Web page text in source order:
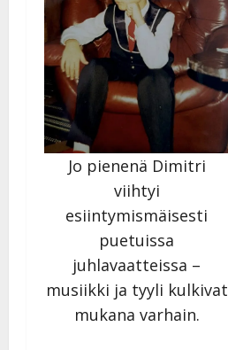
Jo pienenä Dimitri
viihtyi
esiintymismäisesti
puetuissa
juhlavaatteissa –
musiikki ja tyyli kulkivat
mukana varhain.